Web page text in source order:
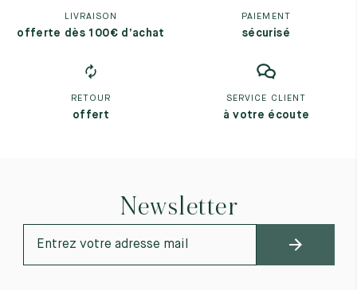
LIVRAISON
offerte dès 100€ d’achat
PAIEMENT
sécurisé
RETOUR
offert
SERVICE CLIENT
à votre écoute
Newsletter